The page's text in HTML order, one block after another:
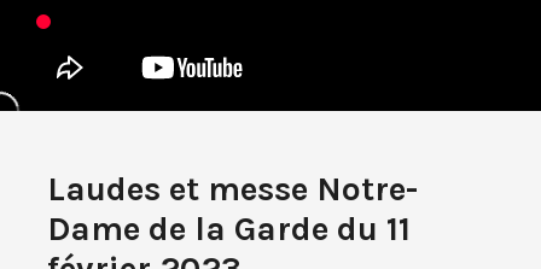
Laudes et messe Notre-
Dame de la Garde du 11